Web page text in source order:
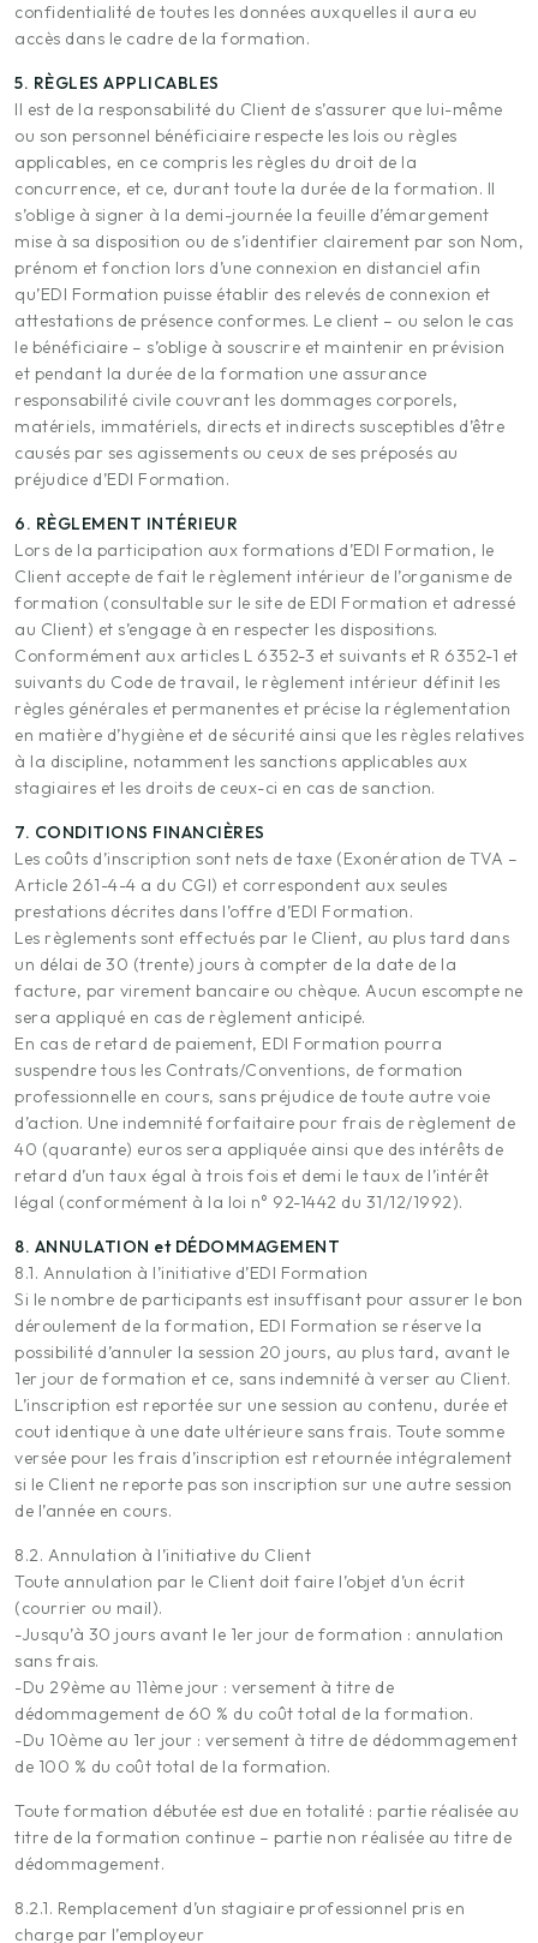
confidentialité de toutes les données auxquelles il aura eu
accès dans le cadre de la formation.
5. RÈGLES APPLICABLES
Il est de la responsabilité du Client de s’assurer que lui-même
ou son personnel bénéficiaire respecte les lois ou règles
applicables, en ce compris les règles du droit de la
concurrence, et ce, durant toute la durée de la formation. Il
s’oblige à signer à la demi-journée la feuille d’émargement
mise à sa disposition ou de s’identifier clairement par son Nom,
prénom et fonction lors d’une connexion en distanciel afin
qu’EDI Formation puisse établir des relevés de connexion et
attestations de présence conformes. Le client – ou selon le cas
le bénéficiaire – s’oblige à souscrire et maintenir en prévision
et pendant la durée de la formation une assurance
responsabilité civile couvrant les dommages corporels,
matériels, immatériels, directs et indirects susceptibles d’être
causés par ses agissements ou ceux de ses préposés au
préjudice d’EDI Formation.
6. RÈGLEMENT INTÉRIEUR
Lors de la participation aux formations d’EDI Formation, le
Client accepte de fait le règlement intérieur de l’organisme de
formation (consultable sur le site de EDI Formation et adressé
au Client) et s’engage à en respecter les dispositions.
Conformément aux articles L 6352-3 et suivants et R 6352-1 et
suivants du Code de travail, le règlement intérieur définit les
règles générales et permanentes et précise la réglementation
en matière d’hygiène et de sécurité ainsi que les règles relatives
à la discipline, notamment les sanctions applicables aux
stagiaires et les droits de ceux-ci en cas de sanction.
7. CONDITIONS FINANCIÈRES
Les coûts d’inscription sont nets de taxe (Exonération de TVA –
Article 261-4-4 a du CGI) et correspondent aux seules
prestations décrites dans l’offre d’EDI Formation.
Les règlements sont effectués par le Client, au plus tard dans
un délai de 30 (trente) jours à compter de la date de la
facture, par virement bancaire ou chèque. Aucun escompte ne
sera appliqué en cas de règlement anticipé.
En cas de retard de paiement, EDI Formation pourra
suspendre tous les Contrats/Conventions, de formation
professionnelle en cours, sans préjudice de toute autre voie
d’action. Une indemnité forfaitaire pour frais de règlement de
40 (quarante) euros sera appliquée ainsi que des intérêts de
retard d’un taux égal à trois fois et demi le taux de l’intérêt
légal (conformément à la loi n° 92-1442 du 31/12/1992).
8. ANNULATION et DÉDOMMAGEMENT
8.1. Annulation à l’initiative d’EDI Formation
Si le nombre de participants est insuffisant pour assurer le bon
déroulement de la formation, EDI Formation se réserve la
possibilité d’annuler la session 20 jours, au plus tard, avant le
1er jour de formation et ce, sans indemnité à verser au Client.
L’inscription est reportée sur une session au contenu, durée et
cout identique à une date ultérieure sans frais. Toute somme
versée pour les frais d’inscription est retournée intégralement
si le Client ne reporte pas son inscription sur une autre session
de l’année en cours.
8.2. Annulation à l’initiative du Client
Toute annulation par le Client doit faire l’objet d’un écrit
(courrier ou mail).
-Jusqu’à 30 jours avant le 1er jour de formation : annulation
sans frais.
-Du 29ème au 11ème jour : versement à titre de
dédommagement de 60 % du coût total de la formation.
-Du 10ème au 1er jour : versement à titre de dédommagement
de 100 % du coût total de la formation.
Toute formation débutée est due en totalité : partie réalisée au
titre de la formation continue – partie non réalisée au titre de
dédommagement.
8.2.1. Remplacement d’un stagiaire professionnel pris en
charge par l’employeur